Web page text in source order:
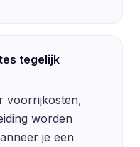
tegelijk
voorrijkosten,
worden
je een